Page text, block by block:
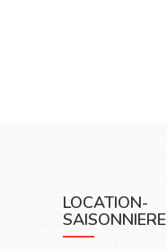
LOCATION-
SAISONNIERE